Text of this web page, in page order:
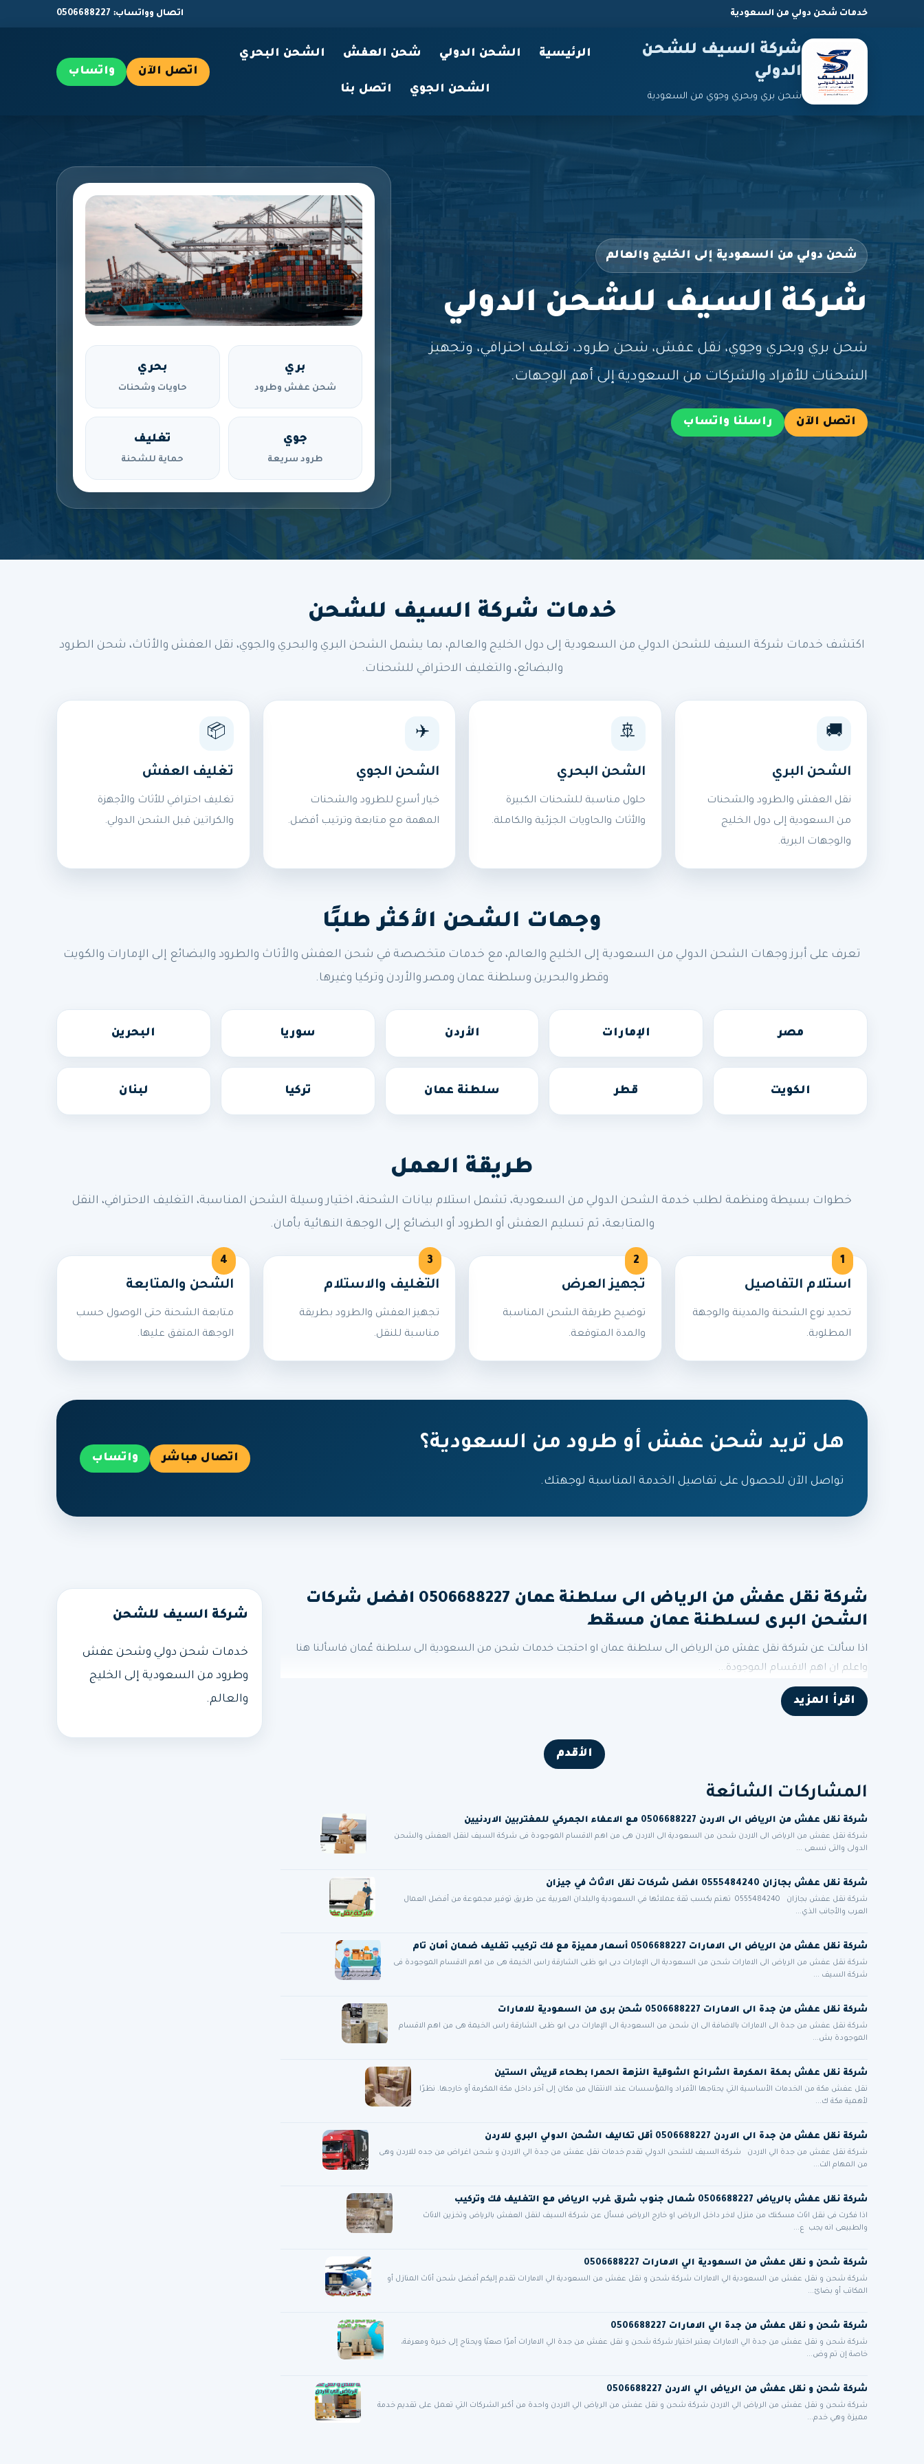
خدمات شحن دولي من السعودية اتصال وواتساب: 0506688227
شركة السيف للشحن
الدولي
شحن بري وبحري وجوي من السعودية
الرئيسية الشحن الدولي شحن العفش الشحن البحري
الشحن الجوي اتصل بنا
اتصل الآن واتساب
شحن دولي من السعودية إلى الخليج والعالم
شركة السيف للشحن الدولي
شحن بري وبحري وجوي، نقل عفش، شحن طرود، تغليف احترافي، وتجهيز
الشحنات للأفراد والشركات من السعودية إلى أهم الوجهات.
اتصل الآن راسلنا واتساب
بري
شحن عفش وطرود
بحري
حاويات وشحنات
جوي
طرود سريعة
تغليف
حماية للشحنة
خدمات شركة السيف للشحن
اكتشف خدمات شركة السيف للشحن الدولي من السعودية إلى دول الخليج والعالم، بما يشمل الشحن البري والبحري والجوي، نقل العفش والأثاث، شحن الطرود
والبضائع، والتغليف الاحترافي للشحنات.
🚚
الشحن البري
نقل العفش والطرود والشحنات
من السعودية إلى دول الخليج
والوجهات البرية.
🚢
الشحن البحري
حلول مناسبة للشحنات الكبيرة
والأثاث والحاويات الجزئية والكاملة.
✈️
الشحن الجوي
خيار أسرع للطرود والشحنات
المهمة مع متابعة وترتيب أفضل.
📦
تغليف العفش
تغليف احترافي للأثاث والأجهزة
والكراتين قبل الشحن الدولي.
وجهات الشحن الأكثر طلبًا
تعرف على أبرز وجهات الشحن الدولي من السعودية إلى الخليج والعالم، مع خدمات متخصصة في شحن العفش والأثاث والطرود والبضائع إلى الإمارات والكويت
وقطر والبحرين وسلطنة عمان ومصر والأردن وتركيا وغيرها.
مصر الإمارات الأردن سوريا البحرين
الكويت قطر سلطنة عمان تركيا لبنان
طريقة العمل
خطوات بسيطة ومنظمة لطلب خدمة الشحن الدولي من السعودية، تشمل استلام بيانات الشحنة، اختيار وسيلة الشحن المناسبة، التغليف الاحترافي، النقل
والمتابعة، ثم تسليم العفش أو الطرود أو البضائع إلى الوجهة النهائية بأمان.
استلام التفاصيل
تحديد نوع الشحنة والمدينة والوجهة
المطلوبة.
تجهيز العرض
توضيح طريقة الشحن المناسبة
والمدة المتوقعة.
التغليف والاستلام
تجهيز العفش والطرود بطريقة
مناسبة للنقل.
الشحن والمتابعة
متابعة الشحنة حتى الوصول حسب
الوجهة المتفق عليها.
هل تريد شحن عفش أو طرود من السعودية؟
تواصل الآن للحصول على تفاصيل الخدمة المناسبة لوجهتك.
اتصال مباشر واتساب
شركة نقل عفش من الرياض الى سلطنة عمان 0506688227 افضل شركات
الشحن البرى لسلطنة عمان مسقط
اذا سألت عن شركة نقل عفش من الرياض الى سلطنة عمان او احتجت خدمات شحن من السعودية الى سلطنة عُمان فاسألنا هنا
واعلم ان اهم الاقسام الموجودة...
اقرأ المزيد
الأقدم
المشاركات الشائعة
شركة نقل عفش من الرياض الى الاردن 0506688227 مع الاعفاء الجمركي للمغتربين الاردنيين
شركة نقل عفش من الرياض الى الاردن شحن من السعودية الى الاردن هى من اهم الاقسام الموجودة فى شركة السيف لنقل العفش والشحن
الدولى والتى نسعى ...
شركة نقل عفش بجازان 0555484240 افضل شركات نقل الاثاث في جيزان
شركة نقل عفش بجازان 0555484240 تهتم بكسب ثقة عملائها في السعودية والبلدان العربية عن طريق توفير مجموعة من أفضل العمال
العرب والأجانب الذي...
شركة نقل عفش من الرياض الى الامارات 0506688227 أسعار مميزة مع فك تركيب تغليف ضمان أمان تام
شركة نقل عفش من الرياض الى الامارات شحن من السعودية الى الإمارات دبى ابو ظبى الشارقة راس الخيمة هى من اهم الاقسام الموجودة فى
شركة السيف ...
شركة نقل عفش من جدة الى الامارات 0506688227 شحن برى من السعودية للامارات
شركة نقل عفش من جدة الى الامارات بالاضافة الى ان شحن من السعودية الى الإمارات دبى ابو ظبى الشارقة راس الخيمة هى من اهم الاقسام
الموجودة بش...
شركة نقل عفش بمكة المكرمة الشرائع الشوقية النزهة الحمرا بطحاء قريش الستين
نقل عفش مكة من الخدمات الأساسية التي يحتاجها الأفراد والمؤسسات عند الانتقال من مكان إلى آخر داخل مكة المكرمة أو خارجها. نظرًا
لأهمية مكة ك...
شركة نقل عفش من جدة الى الاردن 0506688227 أقل تكاليف الشحن الدولي البري للاردن
شركة نقل عفش من جدة الي الاردن شركة السيف للشحن الدولي تقدم خدمات نقل عفش من جدة الي الاردن و شحن اغراض من جده للاردن وهى
من المهام الت...
شركة نقل عفش بالرياض 0506688227 شمال جنوب شرق غرب الرياض مع التغليف فك وتركيب
اذا فكرت فى نقل اثاث مسكنك من منزل لاخر داخل الرياض او خارج الرياض فسأل عن شركة السيف لنقل العفش بالرياض وتخزين الاثاث
والطبيعى انه يجب ع...
شركة شحن و نقل عفش من السعودية الي الامارات 0506688227
شركة شحن و نقل عفش من السعودية الي الامارات شركة شحن و نقل عفش من السعودية الي الامارات تقدم إليكم أفضل شحن أثاث المنازل أو
المكاتب أو بضائ...
شركة شحن و نقل عفش من جدة الي الامارات 0506688227
شركة شحن و نقل عفش من جدة الي الامارات يعتبر اختيار شركة شحن و نقل عفش من جدة الي الامارات أمرًا صعبًا ويحتاج إلى خبرة ومعرفة،
خاصة إن تم وض...
شركة شحن و نقل عفش من الرياض الي الاردن 0506688227
شركة شحن و نقل عفش من الرياض الي الاردن شركة شحن و نقل عفش من الرياض الي الاردن واحدة من أكبر الشركات التي تعمل على تقديم خدمة
مميزة وهي خدم...
شركة السيف للشحن
خدمات شحن دولي وشحن عفش
وطرود من السعودية إلى الخليج
والعالم.